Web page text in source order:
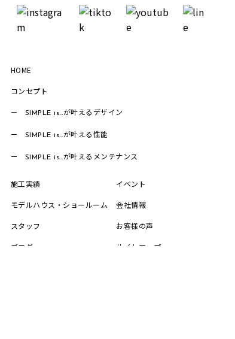
HOME
コンセプト
SIMPLE is…が叶えるデザイン
SIMPLE is…が叶える性能
SIMPLE is…が叶えるメンテナンス
施工実績 イベント
モデルハウス・ショールーム 会社情報
スタッフ お客様の声
ブログ サイトマップ